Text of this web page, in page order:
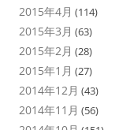
2015年4月 (114)
2015年3月 (63)
2015年2月 (28)
2015年1月 (27)
2014年12月 (43)
2014年11月 (56)